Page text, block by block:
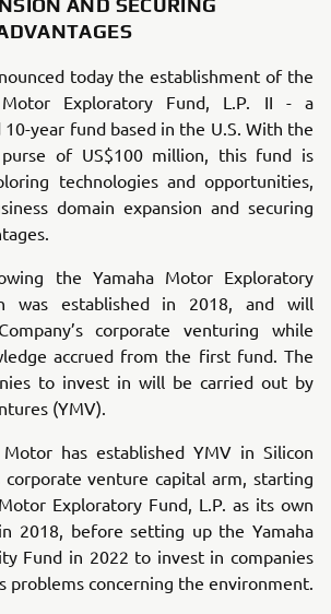
AND SECURING
ed today the establishment of the
Motor Exploratory Fund, L.P. II - a
year fund based in the U.S. With the
of US$100 million, this fund is
technologies and opportunities,
domain expansion and securing
the Yamaha Motor Exploratory
was established in 2018, and will
corporate venturing while
accrued from the first fund. The
to invest in will be carried out by
(YMV).
has established YMV in Silicon
corporate venture capital arm, starting
Exploratory Fund, L.P. as its own
2018, before setting up the Yamaha
Fund in 2022 to invest in companies
problems concerning the environment.